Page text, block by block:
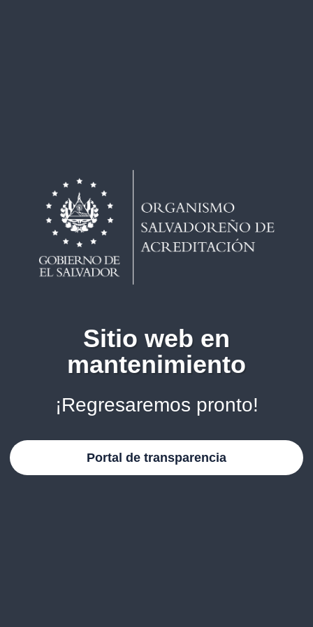
Sitio web en
mantenimiento
¡Regresaremos pronto!
Portal de transparencia